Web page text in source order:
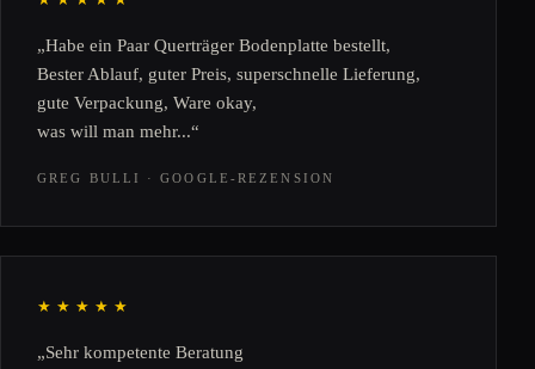
„Habe ein Paar Querträger Bodenplatte bestellt,
Bester Ablauf, guter Preis, superschnelle Lieferung,
gute Verpackung, Ware okay,
was will man mehr...“
GREG BULLI · GOOGLE-REZENSION
★★★★★
„Sehr kompetente Beratung